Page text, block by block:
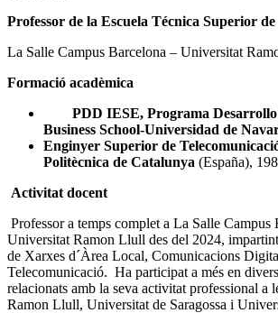
Professor de la Escuela Técnica Superior
La Salle Campus Barcelona – Universitat
Formació acadèmica
PDD IESE, Programa
Business School-Universidad de
Enginyer Superior de
Politècnica de Catalunya (España),
Activitat docent
Professor a temps complet a La Salle Campus
Universitat Ramon Llull des del 2024,
de Xarxes d´Àrea Local, Comunicacions
Telecomunicació. Ha participat a més en
relacionats amb la seva activitat professional a
Ramon Llull, Universitat de Saragossa i